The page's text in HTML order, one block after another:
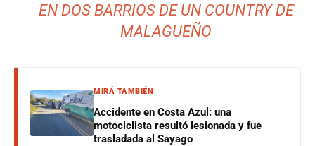
EN DOS BARRIOS DE UN COUNTRY DE
MALAGUEÑO
MIRÁ TAMBIÉN
Accidente en Costa Azul: una
motociclista resultó lesionada y fue
trasladada al Sayago